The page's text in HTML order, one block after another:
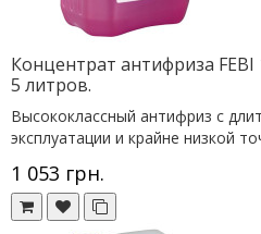
Концентрат антифриза
5 литров.
Высококлассный антифриз с
эксплуатации и крайне низкой
1 053 грн.